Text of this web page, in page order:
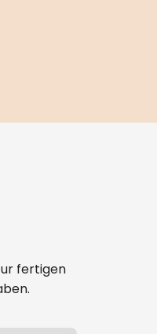
fertigen